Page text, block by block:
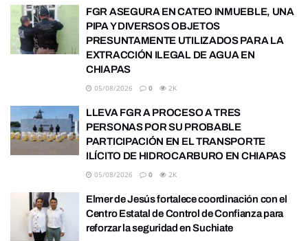
FGR ASEGURA EN CATEO INMUEBLE, UNA
PIPA Y DIVERSOS OBJETOS
PRESUNTAMENTE UTILIZADOS PARA LA
EXTRACCIÓN ILEGAL DE AGUA EN
CHIAPAS
05/08/2026 0 2K
LLEVA FGR A PROCESO A TRES
PERSONAS POR SU PROBABLE
PARTICIPACIÓN EN EL TRANSPORTE
ILÍCITO DE HIDROCARBURO EN CHIAPAS
05/08/2026 0 2K
Elmer de Jesús fortalece coordinación con el
Centro Estatal de Control de Confianza para
reforzar la seguridad en Suchiate